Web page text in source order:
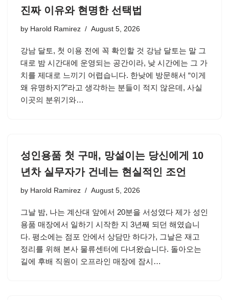
진짜 이유와 현명한 선택법
by Harold Ramirez August 5, 2026
강남 달토, 첫 이용 전에 꼭 확인할 것 강남 달토는 말 그
대로 밤 시간대에 운영되는 공간이라, 낮 시간에는 그 가
치를 제대로 느끼기 어렵습니다. 한낮에 방문해서 “이게
왜 유명하지?”라고 생각하는 분들이 적지 않은데, 사실
이곳의 분위기와…
성인용품 첫 구매, 망설이는 당신에게 10
년차 실무자가 건네는 현실적인 조언
by Harold Ramirez August 5, 2026
그날 밤, 나는 계산대 앞에서 20분을 서성였다 제가 성인
용품 매장에서 일하기 시작한 지 3년째 되던 해였습니
다. 평소에는 점포 안에서 상담만 하다가, 그날은 재고
정리를 위해 본사 물류센터에 다녀왔습니다. 돌아오는
길에 후배 직원이 오프라인 매장에 잠시…